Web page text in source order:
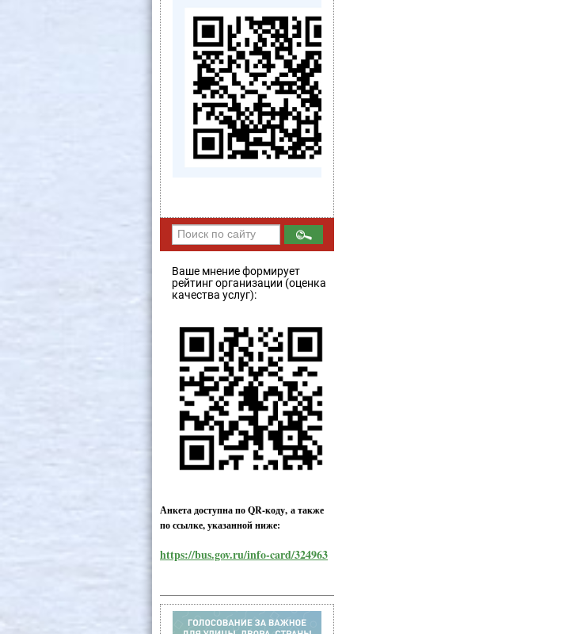
Ваше мнение формирует
рейтинг организации (оценка
качества услуг):
Анкета доступна по QR-коду, а также
по ссылке, указанной ниже:
https://bus.gov.ru/info-card/324963